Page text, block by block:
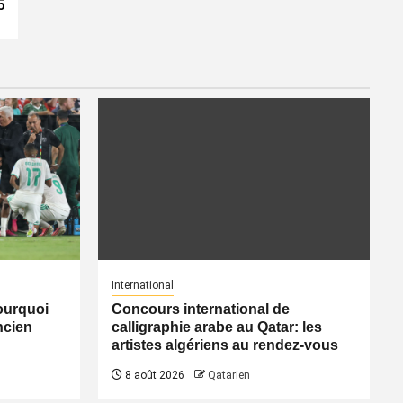
International
Concours international de
calligraphie arabe au Qatar: les
artistes algériens au rendez-vous
8 août 2026 Qatarien